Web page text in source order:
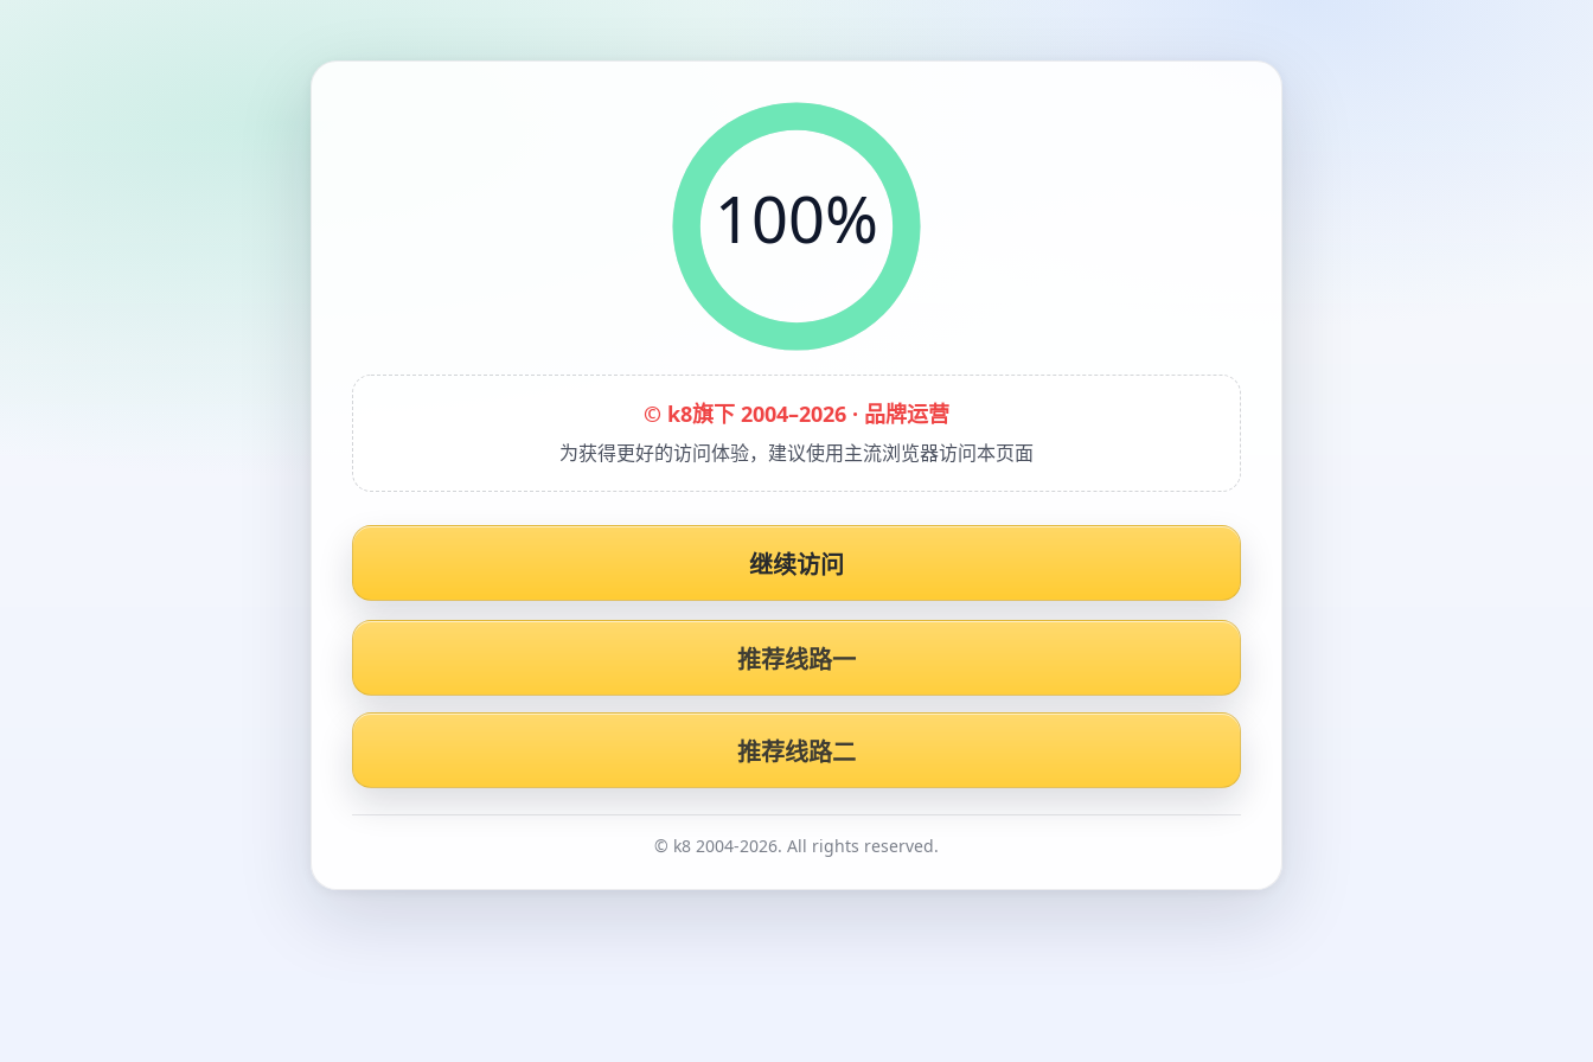
100%
© k8旗下 2004–2026 · 品牌运营
为获得更好的访问体验，建议使用主流浏览器访问本页面
继续访问
推荐线路一
推荐线路二
© k8 2004-2026. All rights reserved.